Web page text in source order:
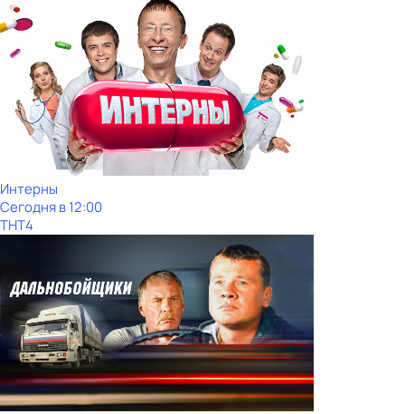
Интерны
Сегодня в 12:00
ТНТ4